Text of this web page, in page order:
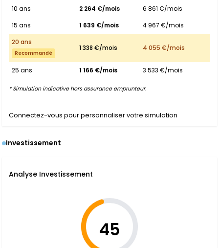
10 ans
2 264 €/mois
6 861 €/mois
15 ans
1 639 €/mois
4 967 €/mois
20 ans
Recommandé
1 338 €/mois 4 055 €/mois
25 ans 1 166 €/mois 3 533 €/mois
* Simulation indicative hors assurance emprunteur.
Connectez-vous pour personnaliser votre simulation
Investissement
Analyse Investissement
45